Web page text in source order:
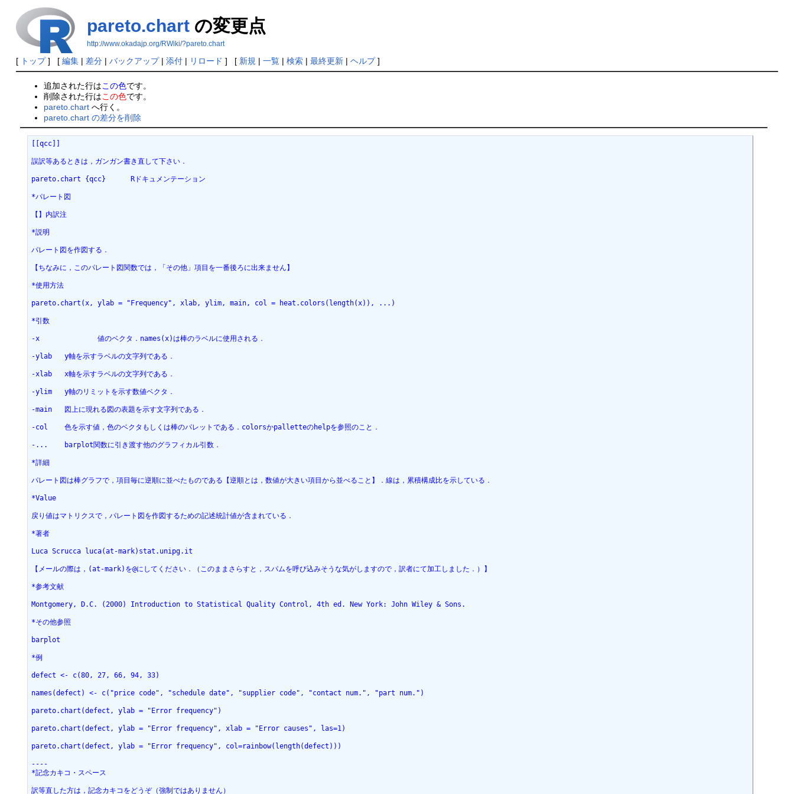
pareto.chartの変更点
http://www.okadajp.org/RWiki/?pareto.chart
[ トップ] [ 編集| 差分| バックアップ| 添付| リロード ] [ 新規 | 一覧| 検索| 最終更新| ヘルプ]
追加された行はこの色です。
削除された行はこの色です。
pareto.chart へ行く。
pareto.chart の差分を削除
[[qcc]]
誤訳等あるときは，ガンガン書き直して下さい．
pareto.chart {qcc}	Rドキュメンテーション
*パレート図
【】内訳注
*説明
パレート図を作図する．
【ちなみに，このパレート図関数では，「その他」項目を一番後ろに出来ません】
*使用方法
pareto.chart(x, ylab = "Frequency", xlab, ylim, main, col = heat.colors(length(x)), ...)
*引数
-x		値のベクタ．names(x)は棒のラベルに使用される．
-ylab 	y軸を示すラベルの文字列である．
-xlab 	x軸を示すラベルの文字列である．
-ylim 	y軸のリミットを示す数値ベクタ．
-main 	図上に現れる図の表題を示す文字列である．
-col 	色を示す値，色のベクタもしくは棒のパレットである．colorsかpalletteのhelpを参照のこと．
-... 	barplot関数に引き渡す他のグラフィカル引数．
*詳細
パレート図は棒グラフで，項目毎に逆順に並べたものである【逆順とは，数値が大きい項目から並べること】．線は，累積構成比を示している．
*Value
戻り値はマトリクスで，パレート図を作図するための記述統計値が含まれている．
*著者
Luca Scrucca luca(at-mark)stat.unipg.it
【メールの際は，(at-mark)を@にしてください．（このままさらすと，スパムを呼び込みそうな気がしますので，訳者にて加工しました．）】
*参考文献
Montgomery, D.C. (2000) Introduction to Statistical Quality Control, 4th ed. New York: John Wiley & Sons.
*その他参照
barplot
*例
defect <- c(80, 27, 66, 94, 33)
names(defect) <- c("price code", "schedule date", "supplier code", "contact num.", "part num.")
pareto.chart(defect, ylab = "Error frequency")
pareto.chart(defect, ylab = "Error frequency", xlab = "Error causes", las=1)
pareto.chart(defect, ylab = "Error frequency", col=rainbow(length(defect)))
----
*記念カキコ・スペース
訳等直した方は，記念カキコをどうぞ（強制ではありません）